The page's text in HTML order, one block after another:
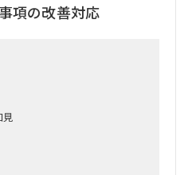
イブリット)、5週目以降はフィ
に応じて継続判断）
項の改善対応
見